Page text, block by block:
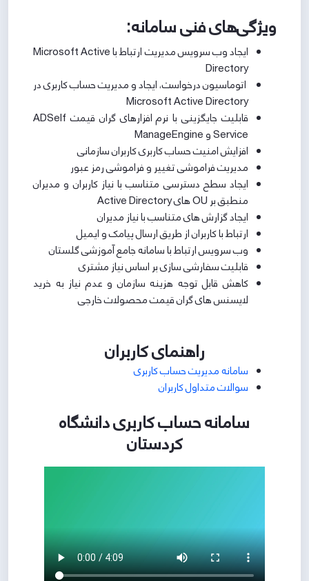
ویژگی‌های فنی سامانه:
ایجاد وب سرویس مدیریت ارتباط با ‏Microsoft Active
Directory
اتوماسیون درخواست، ایجاد و مدیریت حساب کاربری در
قابلیت جایگزینی با نرم افزارهای گران قیمت ‏ADSelf
Service‏ و ‏ManageEngine
افزایش امنیت حساب کاربری کاربران سازمانی
مدیریت فراموشی تغییر و فراموشی رمز عبور
ایجاد سطح دسترسی متناسب با نیاز کاربران و مدیران
منطبق بر ‏OU‏ های ‏Active Directory
ایجاد گزارش های متناسب با نیاز مدیران
ارتباط با کاربران از طریق ارسال پیامک و ایمیل
وب سرویس ارتباط با سامانه جامع آموزشی گلستان
قابلیت سفارشی سازی بر اساس نیاز مشتری
کاهش قابل توجه هزینه سازمان و عدم نیاز به خرید
لایسنس های گران قیمت محصولات خارجی
راهنمای کاربران
سامانه مدیریت حساب کاربری
سوالات متداول کاربران
سامانه حساب کاربری دانشگاه
کردستان